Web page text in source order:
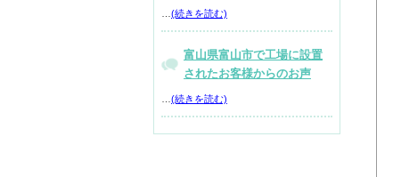
(続きを読む)
富山県富山市で工場に設置
されたお客様からのお声
(続きを読む)